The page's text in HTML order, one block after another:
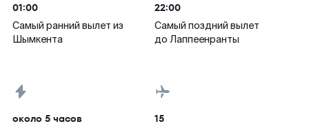
01:00
Самый ранний вылет из
Шымкента
22:00
Самый поздний вылет
до Лаппеенранты
около 5 часов 15